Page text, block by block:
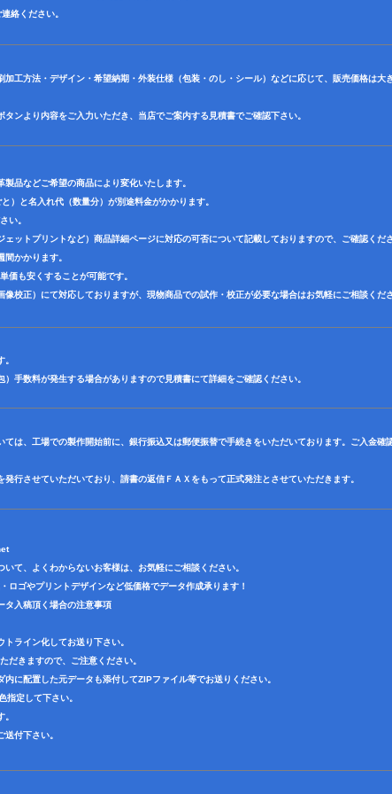
絡ください。
工方法・デザイン・希望納期・外装仕様（包装・のし・シール）などに応じて、販売価格は大
ンより内容をご入力いただき、当店でご案内する見積書でご確認下さい。
品などご希望の商品により変化いたします。
）と名入れ代（数量分）が別途料金がかかります。
い。
ットプリントなど）商品詳細ページに対応の可否について記載しておりますので、ご確認くださ
かかります。
価も安くすることが可能です。
校正）にて対応しておりますが、現物商品での試作・校正が必要な場合はお気軽にご相談くださ
手数料が発生する場合がありますので見積書にて詳細をご確認ください。
は、工場での製作開始前に、銀行振込又は郵便振替で手続きをいただいております。ご入金確
行させていただいており、請書の返信ＦＡＸをもって正式発注とさせていただきます。
て、よくわからないお客様は、お気軽にご相談ください。
ゴやプリントデザインなど低価格でデータ作成承ります！
タ入稿頂く場合の注意事項
ライン化してお送り下さい。
きますので、ご注意ください。
に配置した元データも添付してZIPファイル等でお送りください。
指定して下さい。
付下さい。